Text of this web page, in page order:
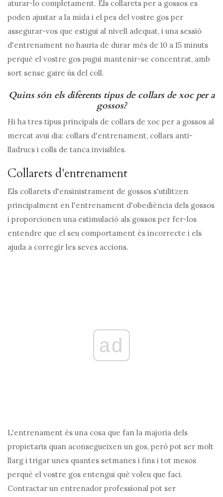
aturar-lo completament. Els collarets per a gossos es
poden ajustar a la mida i el pes del vostre gos per
assegurar-vos que estigui al nivell adequat, i una sessió
d'entrenament no hauria de durar més de 10 a 15 minuts
perquè el vostre gos pugui mantenir-se concentrat, amb
sort sense gaire ús del coll.
Quins són els diferents tipus de collars de xoc per a
gossos?
Hi ha tres tipus principals de collars de xoc per a gossos al
mercat avui dia: collars d'entrenament, collars anti-
lladrucs i colls de tanca invisibles.
Collarets d'entrenament
Els collarets d'ensinistrament de gossos s'utilitzen
principalment en l'entrenament d'obediència dels gossos
i proporcionen una estimulació als gossos per fer-los
entendre que el seu comportament és incorrecte i els
ajuda a corregir les seves accions.
ad
L'entrenament és una cosa que fan la majoria dels
propietaris quan aconsegueixen un gos, però pot ser molt
llarg i trigar unes quantes setmanes i fins i tot mesos
perquè el vostre gos entengui què voleu que faci.
Contractar un entrenador professional pot ser